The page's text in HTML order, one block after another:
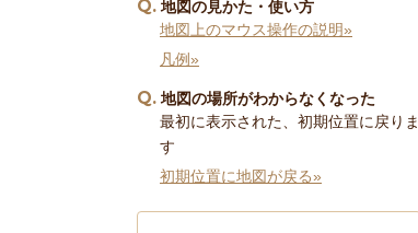
Q 地図の見かた・使い方
地図上のマウス操作の説明»
凡例»
Q 地図の場所がわからなくなった
最初に表示された、初期位置に戻りま
す
初期位置に地図が戻る»